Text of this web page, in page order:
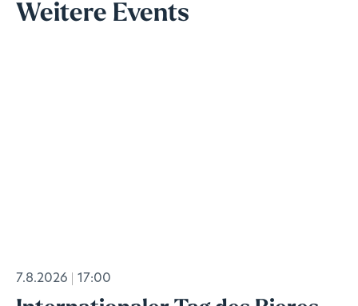
Weitere Events
7.8.2026 17:00